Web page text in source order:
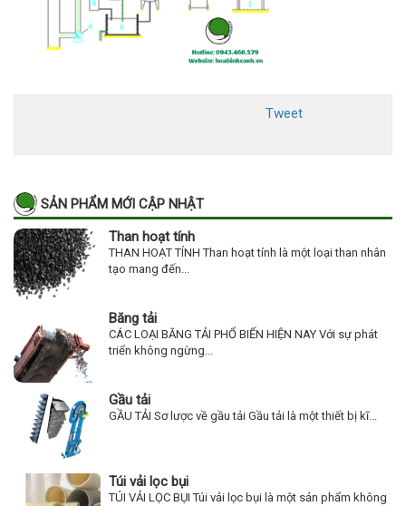
Tweet
SẢN PHẨM MỚI CẬP NHẬT
Than hoạt tính
THAN HOẠT TÍNH Than hoạt tính là một loại than nhân
tạo mang đến...
Băng tải
CÁC LOẠI BĂNG TẢI PHỔ BIẾN HIỆN NAY Với sự phát
triển không ngừng...
Gầu tải
GẦU TẢI Sơ lược về gầu tải Gầu tải là một thiết bị kĩ...
Túi vải lọc bụi
TÚI VẢI LỌC BỤI Túi vải lọc bụi là một sản phẩm không